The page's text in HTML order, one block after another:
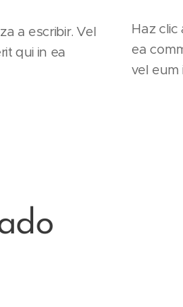
a escribir. Vel
qui in ea
Haz clic
ea
vel eum